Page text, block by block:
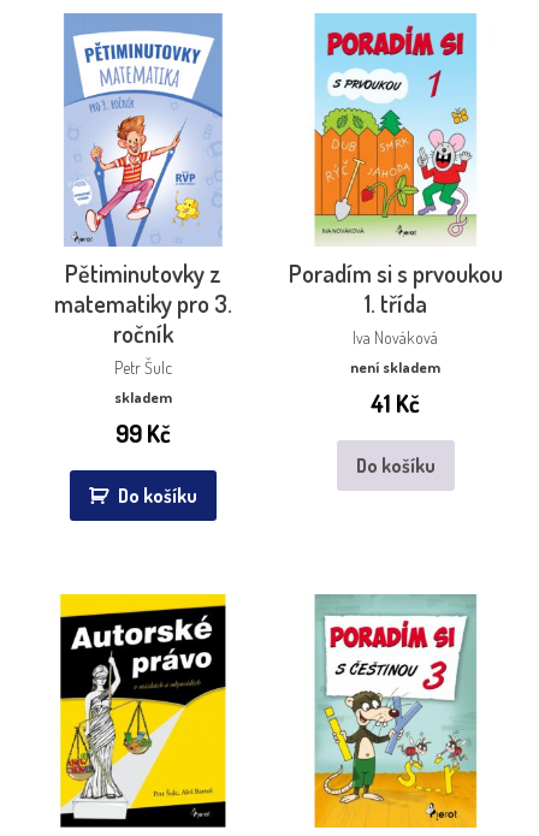
Pětiminutovky z
matematiky pro 3.
ročník
Petr Šulc
skladem
99Kč
Do košíku
Poradím si s prvoukou
1. třída
Iva Nováková
není skladem
41 Kč
Do košíku